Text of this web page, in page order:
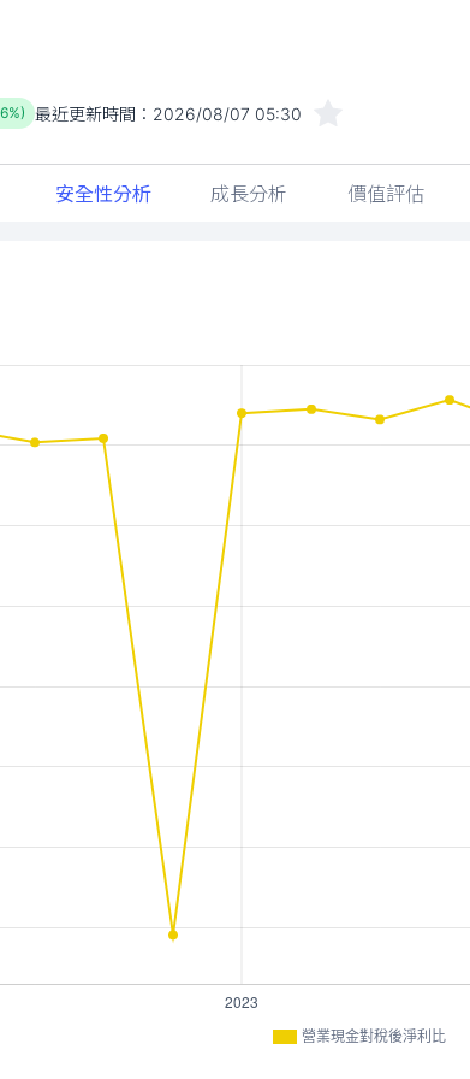
最近更新時間： 2026/08/07 05:30
安全性分析 成長分析 價值評估
營業現金對稅後淨利比